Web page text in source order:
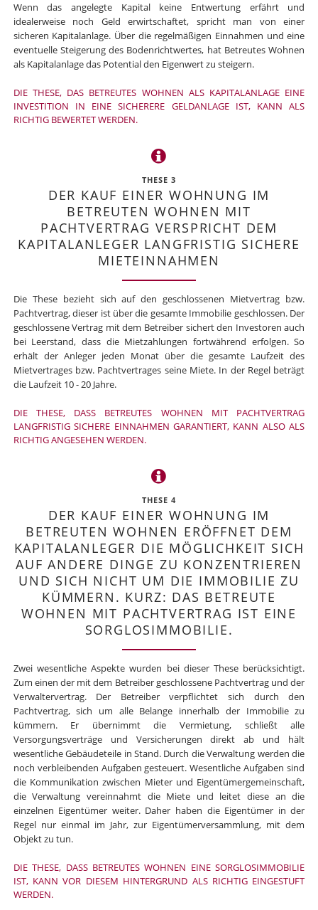
Wenn das angelegte Kapital keine Entwertung erfährt und
idealerweise noch Geld erwirtschaftet, spricht man von einer
sicheren Kapitalanlage. Über die regelmäßigen Einnahmen und eine
eventuelle Steigerung des Bodenrichtwertes, hat Betreutes Wohnen
als Kapitalanlage das Potential den Eigenwert zu steigern.
DIE THESE, DAS BETREUTES WOHNEN ALS KAPITALANLAGE EINE
INVESTITION IN EINE SICHERERE GELDANLAGE IST, KANN ALS
RICHTIG BEWERTET WERDEN.
THESE 3
DER KAUF EINER WOHNUNG IM
BETREUTEN WOHNEN MIT
PACHTVERTRAG VERSPRICHT DEM
KAPITALANLEGER LANGFRISTIG SICHERE
MIETEINNAHMEN
Die These bezieht sich auf den geschlossenen Mietvertrag bzw.
Pachtvertrag, dieser ist über die gesamte Immobilie geschlossen. Der
geschlossene Vertrag mit dem Betreiber sichert den Investoren auch
bei Leerstand, dass die Mietzahlungen fortwährend erfolgen. So
erhält der Anleger jeden Monat über die gesamte Laufzeit des
Mietvertrages bzw. Pachtvertrages seine Miete. In der Regel beträgt
die Laufzeit 10 - 20 Jahre.
DIE THESE, DASS BETREUTES WOHNEN MIT PACHTVERTRAG
LANGFRISTIG SICHERE EINNAHMEN GARANTIERT, KANN ALSO ALS
RICHTIG ANGESEHEN WERDEN.
THESE 4
DER KAUF EINER WOHNUNG IM
BETREUTEN WOHNEN ERÖFFNET DEM
KAPITALANLEGER DIE MÖGLICHKEIT SICH
AUF ANDERE DINGE ZU KONZENTRIEREN
UND SICH NICHT UM DIE IMMOBILIE ZU
KÜMMERN. KURZ: DAS BETREUTE
WOHNEN MIT PACHTVERTRAG IST EINE
SORGLOSIMMOBILIE.
Zwei wesentliche Aspekte wurden bei dieser These berücksichtigt.
Zum einen der mit dem Betreiber geschlossene Pachtvertrag und der
Verwaltervertrag. Der Betreiber verpflichtet sich durch den
Pachtvertrag, sich um alle Belange innerhalb der Immobilie zu
kümmern. Er übernimmt die Vermietung, schließt alle
Versorgungsverträge und Versicherungen direkt ab und hält
wesentliche Gebäudeteile in Stand. Durch die Verwaltung werden die
noch verbleibenden Aufgaben gesteuert. Wesentliche Aufgaben sind
die Kommunikation zwischen Mieter und Eigentümergemeinschaft,
die Verwaltung vereinnahmt die Miete und leitet diese an die
einzelnen Eigentümer weiter. Daher haben die Eigentümer in der
Regel nur einmal im Jahr, zur Eigentümerversammlung, mit dem
Objekt zu tun.
DIE THESE, DASS BETREUTES WOHNEN EINE SORGLOSIMMOBILIE
IST, KANN VOR DIESEM HINTERGRUND ALS RICHTIG EINGESTUFT
WERDEN.